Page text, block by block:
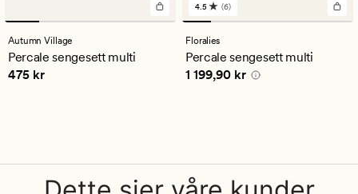
Autumn Village
Percale sengesett multi
Pris 475 kr
475 kr
6
anmeldelser
med
en
gjennomsnittlig
vurdering
4.5 (6)
Floralies
Percale sengesett multi
Pris 1 199,90 kr
1 199,90 kr